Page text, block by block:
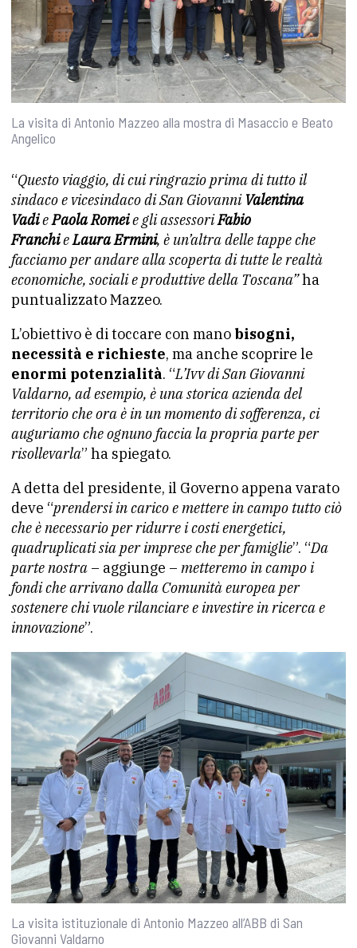
La visita di Antonio Mazzeo alla mostra di Masaccio e Beato
Angelico
“Questo viaggio, di cui ringrazio prima di tutto il
sindaco e vicesindaco di San Giovanni Valentina
VadiePaola Romeie gli assessoriFabio
FranchieLaura Ermini, è un’altra delle tappe che
facciamo per andare alla scoperta di tutte le realtà
economiche, sociali e produttive della Toscana”ha
puntualizzato Mazzeo.
L’obiettivo è di toccare con mano bisogni,
necessità e richieste, ma anche scoprire le
enormi potenzialità. “L’Ivv di San Giovanni
Valdarno, ad esempio, è una storica azienda del
territorio che ora è in un momento di sofferenza, ci
auguriamo che ognuno faccia la propria parte per
risollevarla” ha spiegato.
A detta del presidente, il Governo appena varato
deve “prendersi in carico e mettere in campo tutto ciò
che è necessario per ridurre i costi energetici,
quadruplicati sia per imprese che per famiglie”. “Da
parte nostra – aggiunge – metteremo in campo i
fondi che arrivano dalla Comunità europea per
sostenere chi vuole rilanciare e investire in ricerca e
innovazione”.
La visita istituzionale di Antonio Mazzeo all’ABB di San
Giovanni Valdarno